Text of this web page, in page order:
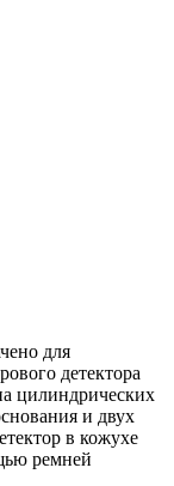
для
детектора
цилиндрических
и двух
в кожухе
ремней